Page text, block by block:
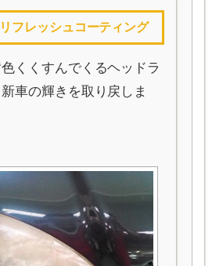
フレッシュコーティング
くくすんでくるヘッドラ
車の輝きを取り戻しま